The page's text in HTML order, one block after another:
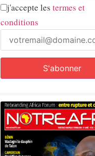
j'accepte les termes et
conditions